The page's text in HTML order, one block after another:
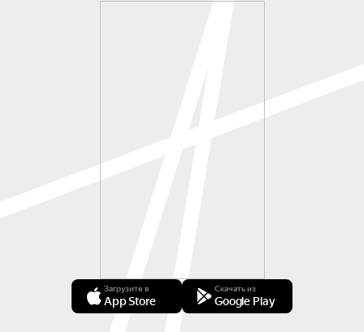
Загрузите в
App Store
Скачать из
Google Play